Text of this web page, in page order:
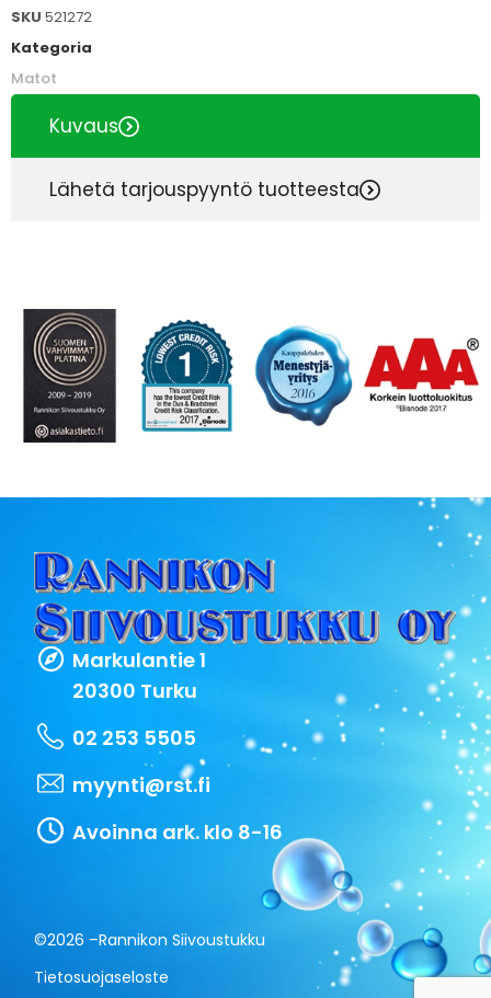
SKU 521272
Kategoria
Matot
Kuvaus
Lähetä tarjouspyyntö tuotteesta
Markulantie 1
20300 Turku
02 253 5505
myynti@rst.fi
Avoinna ark. klo 8-16
©2026 –Rannikon Siivoustukku
Tietosuojaseloste